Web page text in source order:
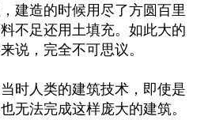
建造的时候用尽了方圆百里
不足还用土填充。如此大的
说，完全不可思议。
时人类的建筑技术，即使是
无法完成这样庞大的建筑。